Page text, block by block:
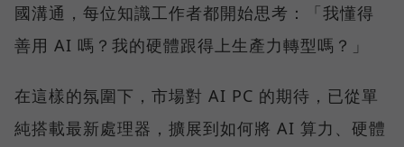
國溝通，每位知識工作者都開始思考：「我懂得
善用 AI 嗎？我的硬體跟得上生產力轉型嗎？」
在這樣的氛圍下，市場對 AI PC 的期待，已從單
純搭載最新處理器，擴展到如何將 AI 算力、硬體